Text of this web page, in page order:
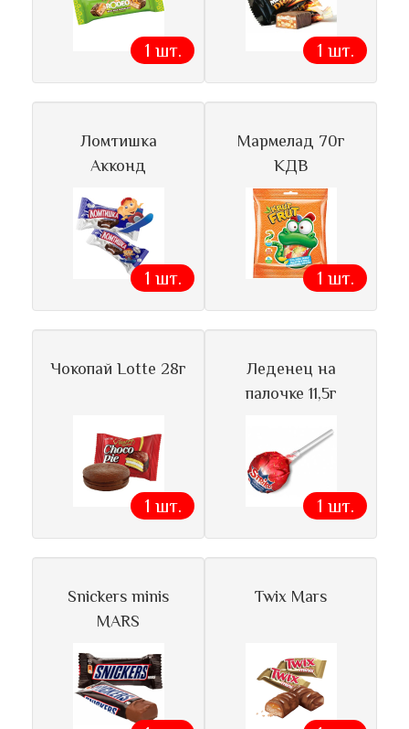
1 шт. 1 шт.
Ломтишка
Акконд
1 шт.
Мармелад 70г
КДВ
1 шт.
Чокопай Lotte 28г
1 шт.
Леденец на
палочке 11,5г
1 шт.
Snickers minis
MARS
Twix Mars